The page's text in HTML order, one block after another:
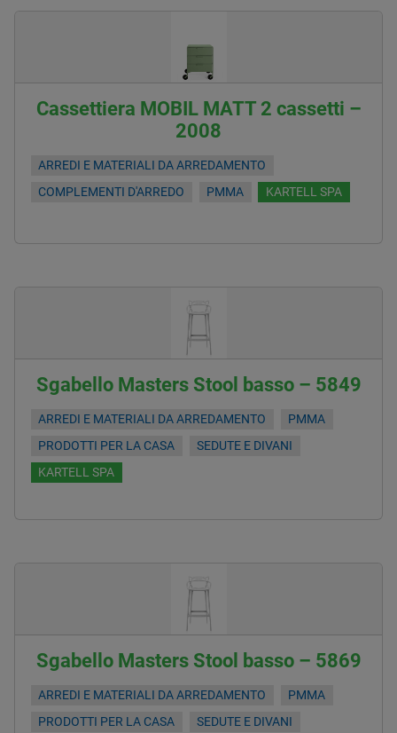
Cassettiera MOBIL MATT 2 cassetti –
2008
ARREDI E MATERIALI DA ARREDAMENTO
COMPLEMENTI D'ARREDO
PMMA KARTELL SPA
Sgabello Masters Stool basso – 5849
ARREDI E MATERIALI DA ARREDAMENTO
PMMA
PRODOTTI PER LA CASA
SEDUTE E DIVANI
KARTELL SPA
Sgabello Masters Stool basso – 5869
ARREDI E MATERIALI DA ARREDAMENTO
PMMA
PRODOTTI PER LA CASA
SEDUTE E DIVANI